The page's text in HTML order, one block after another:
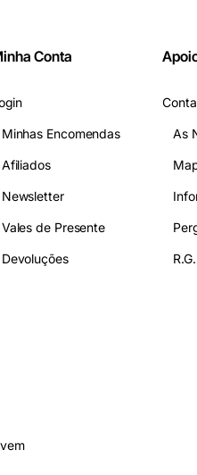
Conta
Minhas Encomendas
Afiliados
Newsletter
Vales de Presente
Devoluções
As